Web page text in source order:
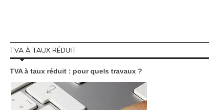
TVA À TAUX RÉDUIT
TVA à taux réduit : pour quels travaux ?